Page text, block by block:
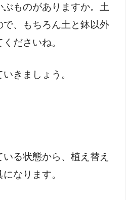
ぶものがありますか。土
で、もちろん土と鉢以外
ださいね。
きましょう。
る状態から、植え替え
なります。